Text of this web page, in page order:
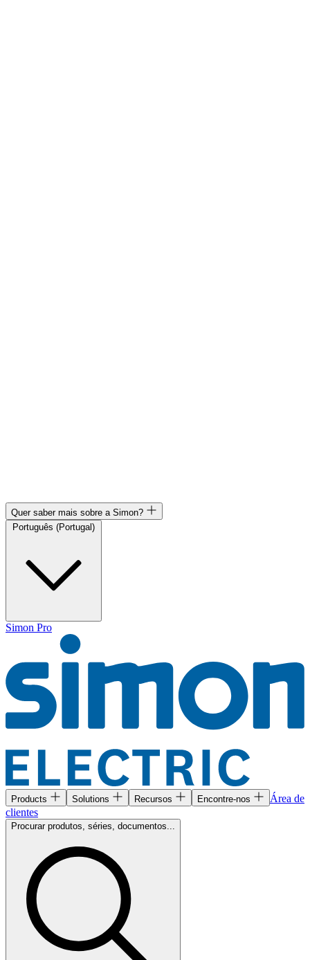
Quer saber mais sobre a Simon?
Simon Pro
Products Solutions Recursos Encontre-nos
Área de
clientes
Procurar produtos, séries, documentos...